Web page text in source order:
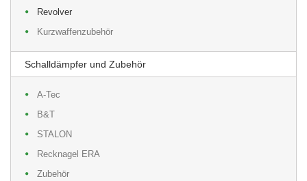
Revolver
Kurzwaffenzubehör
Schalldämpfer und Zubehör
A-Tec
B&T
STALON
Recknagel ERA
Zubehör